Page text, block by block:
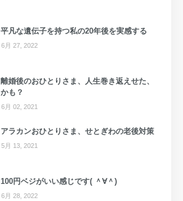
平凡な遺伝子を持つ私の20年後を実感する
6月 27, 2022
離婚後のおひとりさま、人生巻き返えせた、
かも？
6月 02, 2021
アラカンおひとりさま、せとぎわの老後対策
5月 13, 2021
100円ベジがいい感じです( ＾∀＾)
6月 28, 2022